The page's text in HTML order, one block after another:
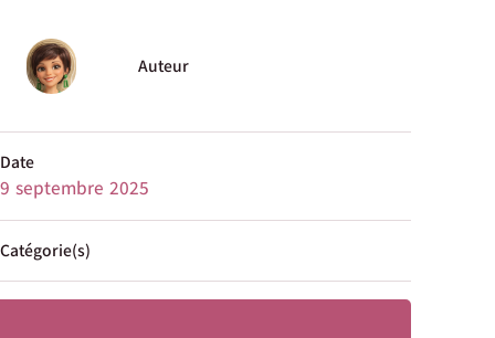
Auteur
Date
9 septembre 2025
Catégorie(s)